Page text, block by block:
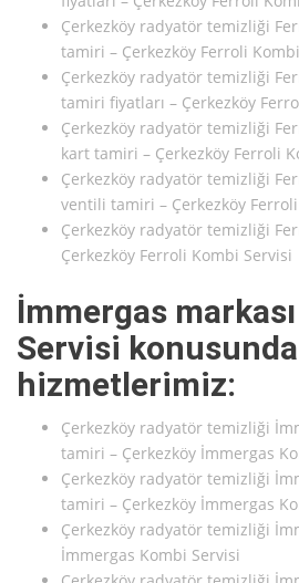
Çerkezköy radyatör temizliği
tamiri – Çerkezköy Ferroli
Çerkezköy radyatör temizliği
tamiri fiyatları – Çerkezköy
Çerkezköy radyatör temizliği
kart tamiri – Çerkezköy Ferroli
Çerkezköy radyatör temizliği
ventili tamiri – Çerkezköy
Çerkezköy radyatör temizliği
Çerkezköy Ferroli Kombi Servisi
İmmergas
Servisi
hizmetlerimiz:
Çerkezköy radyatör temizliği
tamiri – Çerkezköy İmmergas
Çerkezköy radyatör temizliği
tamiri – Çerkezköy İmmergas
Çerkezköy radyatör temizliği
İmmergas Kombi Servisi